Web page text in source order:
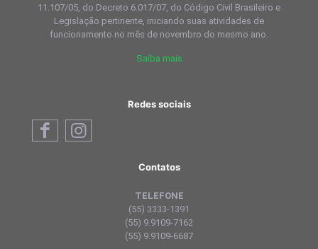
11.107/05, do Decreto 6.017/07, do Código Civil Brasileiro e
Legislação pertinente, iniciando suas atividades de
funcionamento no mês de novembro do mesmo ano.
Saiba mais
Redes sociais
Contatos
TELEFONE
(55) 3333-1391
(55) 9.9109-7162
(55) 9.9109-6687